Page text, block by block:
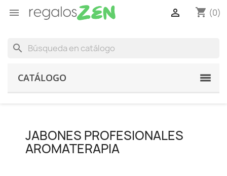
 shopping_cart (0)

search
CATÁLOGO
JABONES PROFESIONALES
AROMATERAPIA